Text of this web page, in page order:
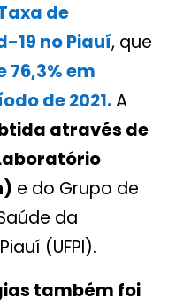
de
19 no Piauí, que
76,3% em
de 2021.A
através de
e do Grupo de
da
(UFPI).
também foi